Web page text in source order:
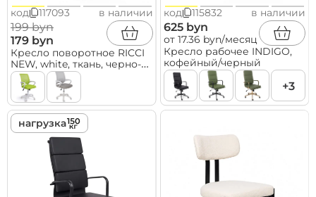
код 117093 в наличии
199 byn
179 byn
Кресло поворотное RICCI
NEW, white, ткань, черно-
белая диор
код 115832 в наличии
625 byn
от 17.36 byn/месяц
Кресло рабочее INDIGO,
кофейный/черный
+3
нагрузка